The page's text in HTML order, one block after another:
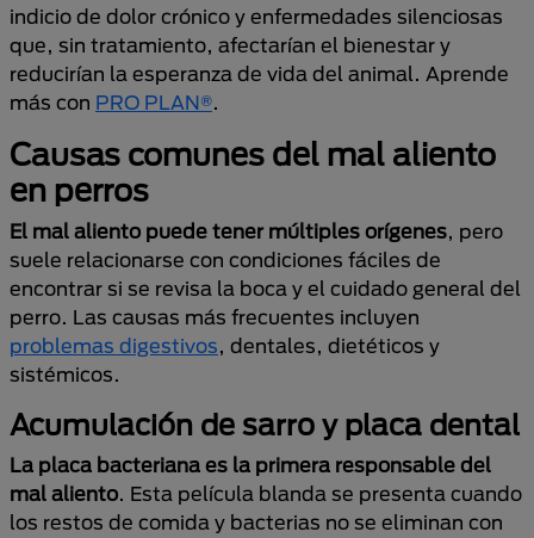
indicio de dolor crónico y enfermedades silenciosas
que, sin tratamiento, afectarían el bienestar y
reducirían la esperanza de vida del animal. Aprende
más con PRO PLAN®.
Causas comunes del mal aliento
en perros
El mal aliento puede tener múltiples orígenes, pero
suele relacionarse con condiciones fáciles de
encontrar si se revisa la boca y el cuidado general del
perro. Las causas más frecuentes incluyen
problemas digestivos, dentales, dietéticos y
sistémicos.
Acumulación de sarro y placa dental
La placa bacteriana es la primera responsable del
mal aliento. Esta película blanda se presenta cuando
los restos de comida y bacterias no se eliminan con